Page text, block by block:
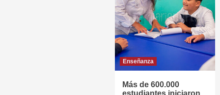
Enseñanza
Más de 600.000
estudiantes iniciaron